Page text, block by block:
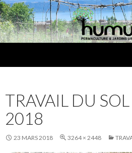
TRAVAIL DU
2018
23 MARS 2018 3264 × 2448